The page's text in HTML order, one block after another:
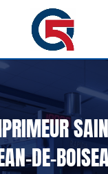
DE-